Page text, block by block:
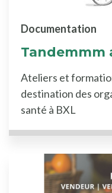
Tandemmm
Documentation
Ateliers et
destination des
santé à BXL